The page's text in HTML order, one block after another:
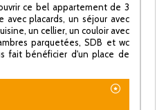
ce bel appartement de 3
placards, un séjour avec
un cellier, un couloir avec
parquetées, SDB et wc
fait bénéficier d'un place de